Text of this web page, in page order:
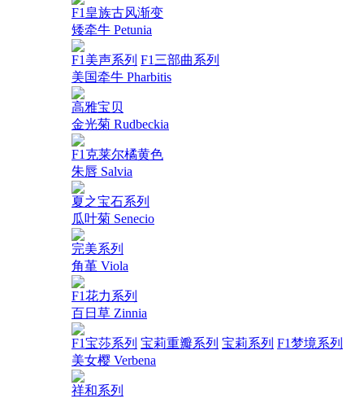
F1皇族古风渐变
矮牵牛 Petunia
F1美声系列 F1三部曲系列
美国牵牛 Pharbitis
高雅宝贝
金光菊 Rudbeckia
F1克莱尔橘黄色
朱唇 Salvia
夏之宝石系列
瓜叶菊 Senecio
完美系列
角堇 Viola
F1花力系列
百日草 Zinnia
F1宝莎系列 宝莉重瓣系列 宝莉系列 F1梦境系列
美女樱 Verbena
祥和系列